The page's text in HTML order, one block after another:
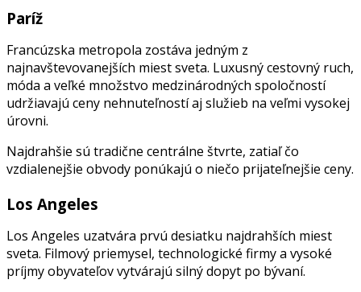
Paríž
Francúzska metropola zostáva jedným z
najnavštevovanejších miest sveta. Luxusný cestovný ruch,
móda a veľké množstvo medzinárodných spoločností
udržiavajú ceny nehnuteľností aj služieb na veľmi vysokej
úrovni.
Najdrahšie sú tradične centrálne štvrte, zatiaľ čo
vzdialenejšie obvody ponúkajú o niečo prijateľnejšie ceny.
Los Angeles
Los Angeles uzatvára prvú desiatku najdrahších miest
sveta. Filmový priemysel, technologické firmy a vysoké
príjmy obyvateľov vytvárajú silný dopyt po bývaní.